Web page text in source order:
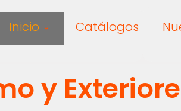
Inicio Catálogos
y